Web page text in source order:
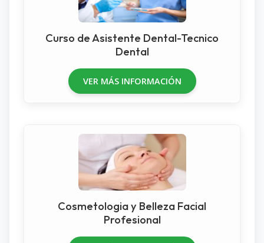
Curso de Asistente Dental-Tecnico
Dental
VER MÁS INFORMACIÓN
Cosmetologia y Belleza Facial
Profesional